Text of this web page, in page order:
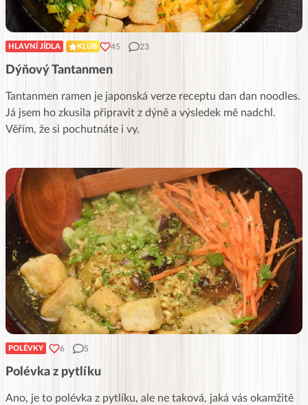
HLAVNÍ JÍDLA KLUB 45 23
Dýňový Tantanmen
Tantanmen ramen je japonská verze receptu dan dan noodles.
Já jsem ho zkusila připravit z dýně a výsledek mě nadchl.
Věřím, že si pochutnáte i vy.
POLÉVKY 6 5
Polévka z pytlíku
Ano, je to polévka z pytlíku, ale ne taková, jaká vás okamžitě